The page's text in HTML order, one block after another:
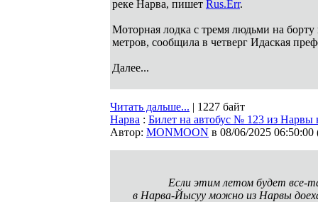
реке Нарва, пишет Rus.Err.
Моторная лодка с тремя людьми на
метров, сообщила в четверг Идаская
Далее...
Читать дальше... | 1227 байт
Нарва : Билет на автобус № 123 из Нарвы
Автор: MONMOON в 08/06/2025 06:50:00
Если этим летом будет все-
в Нарва-Йысуу можно из Нарвы